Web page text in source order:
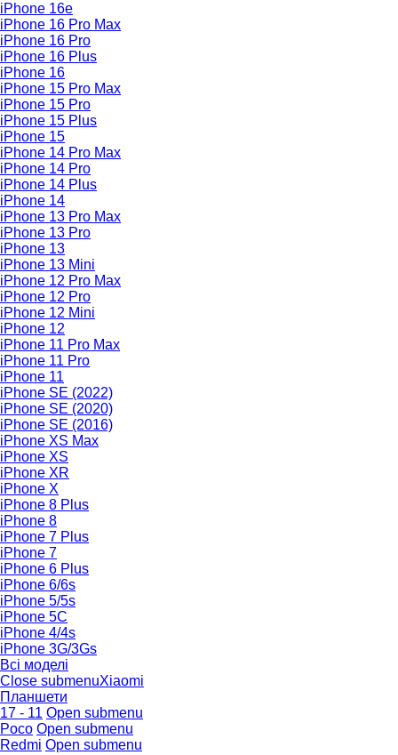
iPhone 16e
iPhone 16 Pro Max
iPhone 16 Pro
iPhone 16 Plus
iPhone 16
iPhone 15 Pro Max
iPhone 15 Pro
iPhone 15 Plus
iPhone 15
iPhone 14 Pro Max
iPhone 14 Pro
iPhone 14 Plus
iPhone 14
iPhone 13 Pro Max
iPhone 13 Pro
iPhone 13
iPhone 13 Mini
iPhone 12 Pro Max
iPhone 12 Pro
iPhone 12 Mini
iPhone 12
iPhone 11 Pro Max
iPhone 11 Pro
iPhone 11
iPhone SE (2022)
iPhone SE (2020)
iPhone SE (2016)
iPhone XS Max
iPhone XS
iPhone XR
iPhone X
iPhone 8 Plus
iPhone 8
iPhone 7 Plus
iPhone 7
iPhone 6 Plus
iPhone 6/6s
iPhone 5/5s
iPhone 5C
iPhone 4/4s
iPhone 3G/3Gs
Всі моделі
Close submenuXiaomi
Планшети
17 - 11 Open submenu
Poco Open submenu
Redmi Open submenu